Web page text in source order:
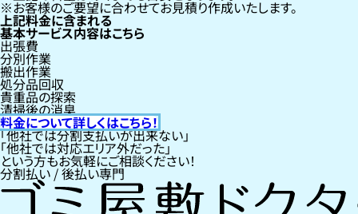
お客様のご要望に合わせてお見積り作成いたします。
上記料金に含まれる
基本サービス内容はこちら
出張費
分別作業
搬出作業
処分品回収
貴重品の探索
清掃後の消臭
料金について詳しくはこちら！
「他社では分割支払いが出来ない」
「他社では対応エリア外だった」
という方もお気軽にご相談ください！
分割払い / 後払い専門